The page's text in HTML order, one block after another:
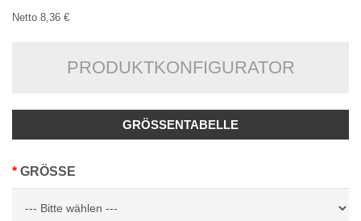
Netto 8,36 €
PRODUKTKONFIGURATOR
GRÖSSENTABELLE
GRÖSSE